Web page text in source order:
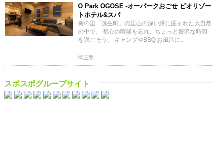
O Park OGOSE -オーパークおごせ ビオリゾー
トホテル&スパ
梅の里「越生町」の里山の深い緑に囲まれた大自然
の中で、 都心の喧騒を忘れ、ちょっと贅沢な時間
を過ごそう。 キャンプやBBQ お風呂に..
埼玉県
スポスポグループサイト